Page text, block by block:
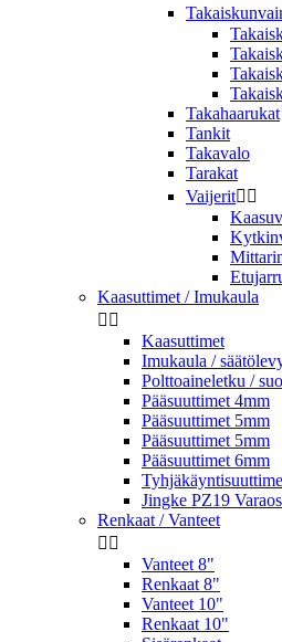
Takahaarukat
Tankit
Takavalo
Tarakat
Vaijerit 
Kaasuttimet / Imukaula
 
Kaasuttimet
Imukaula /
Polttoaineletku /
Pääsuuttimet 4mm
Pääsuuttimet 5mm
Pääsuuttimet 5mm
Pääsuuttimet 6mm
Jingke PZ19
Renkaat / Vanteet
 
Vanteet 8"
Renkaat 8"
Vanteet 10"
Renkaat 10"